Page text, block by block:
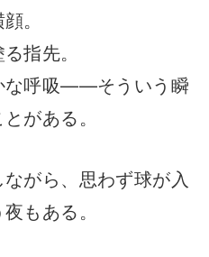
。
指先。
な呼吸——そういう瞬
がある。
がら、思わず球が入
もある。